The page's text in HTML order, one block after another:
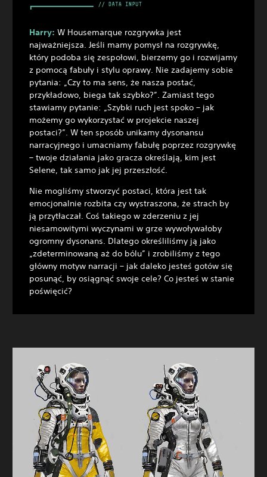
Harry: W Housemarque rozgrywka jest
najważniejsza. Jeśli mamy pomysł na rozgrywkę,
który podoba się zespołowi, bierzemy go i rozwijamy
z pomocą fabuły i stylu oprawy. Nie zadajemy sobie
pytania: „Czy to ma sens, że nasza postać,
przykładowo, biega tak szybko?”. Zamiast tego
stawiamy pytanie: „Szybki ruch jest spoko – jak
możemy go wykorzystać w projekcie naszej
postaci?”. W ten sposób unikamy dysonansu
narracyjnego i umacniamy fabułę poprzez rozgrywkę
– twoje działania jako gracza określają, kim jest
Selene, tak samo jak jej przeszłość.
Nie mogliśmy stworzyć postaci, która jest tak
emocjonalnie rozbita czy wystraszona, że strach by
ją przytłaczał. Coś takiego w zderzeniu z jej
niesamowitymi wyczynami w grze wywoływałoby
ogromny dysonans. Dlatego określiliśmy ją jako
„zdeterminowaną aż do bólu” i zrobiliśmy z tego
główny motyw narracji – jak daleko jesteś gotów się
posunąć, by osiągnąć swoje cele? Co jesteś w stanie
poświęcić?